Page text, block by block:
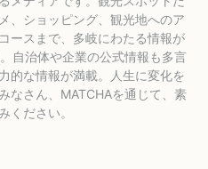
、ショッピング、観光地へのア
ースまで、多岐にわたる情報が
自治体や企業の公式情報も多言
的な情報が満載。人生に変化を
なさん、MATCHAを通じて、素
ください。